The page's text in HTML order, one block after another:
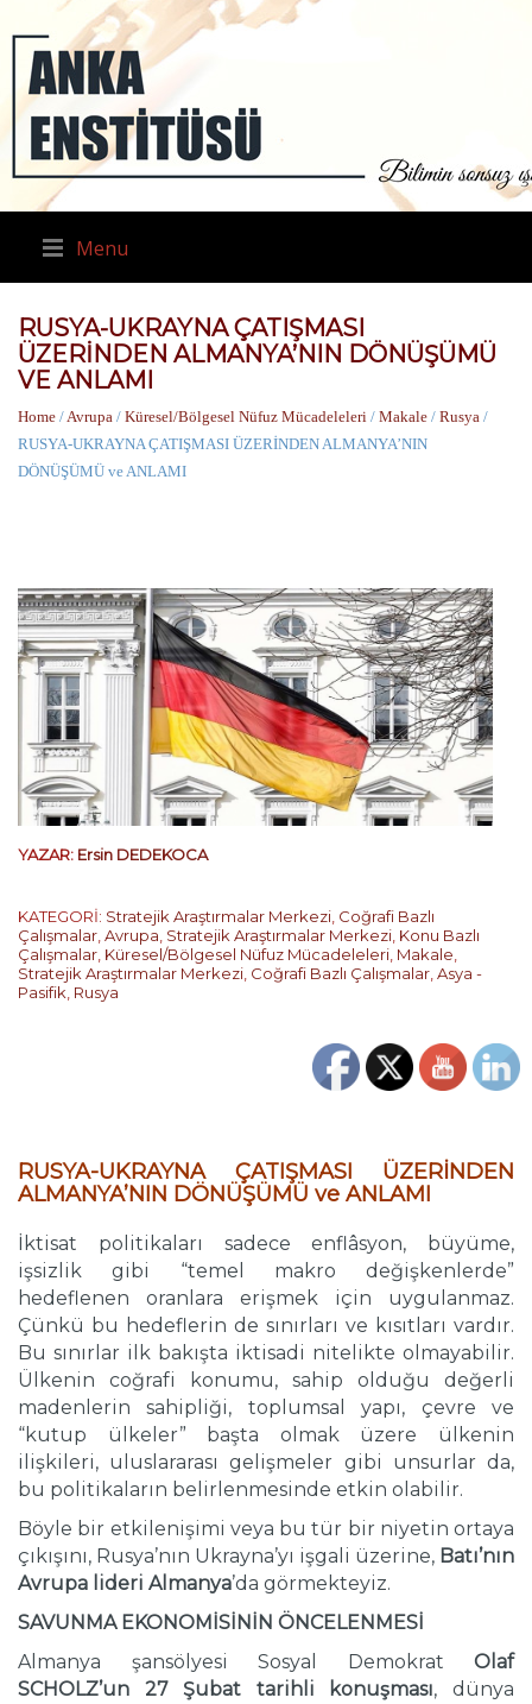
Menu
RUSYA-UKRAYNA ÇATIŞMASI
ÜZERİNDEN ALMANYA’NIN DÖNÜŞÜMÜ
VE ANLAMI
Home /Avrupa / Küresel/Bölgesel Nüfuz Mücadeleleri / Makale / Rusya /
RUSYA-UKRAYNA ÇATIŞMASI ÜZERİNDEN ALMANYA’NIN
DÖNÜŞÜMÜ ve ANLAMI
YAZAR: Ersin DEDEKOCA
KATEGORİ: Stratejik Araştırmalar Merkezi Coğrafi Bazlı
Çalışmalar Avrupa Stratejik Araştırmalar Merkezi Konu Bazlı
Çalışmalar Küresel/Bölgesel Nüfuz Mücadeleleri Makale
Stratejik Araştırmalar Merkezi Coğrafi Bazlı Çalışmalar Asya -
Pasifik Rusya
RUSYA-UKRAYNA ÇATIŞMASI ÜZERİNDEN
ALMANYA’NIN DÖNÜŞÜMÜ ve ANLAMI
İktisat politikaları sadece enflâsyon, büyüme,
işsizlik gibi “temel makro değişkenlerde”
hedeflenen oranlara erişmek için uygulanmaz.
Çünkü bu hedeflerin de sınırları ve kısıtları vardır.
Bu sınırlar ilk bakışta iktisadi nitelikte olmayabilir.
Ülkenin coğrafi konumu, sahip olduğu değerli
madenlerin sahipliği, toplumsal yapı, çevre ve
“kutup ülkeler” başta olmak üzere ülkenin
ilişkileri, uluslararası gelişmeler gibi unsurlar da,
bu politikaların belirlenmesinde etkin olabilir.
Böyle bir etkilenişimi veya bu tür bir niyetin ortaya
çıkışını, Rusya’nın Ukrayna’yı işgali üzerine, Batı’nın
Avrupa lideri Almanya’da görmekteyiz.
SAVUNMA EKONOMİSİNİN ÖNCELENMESİ
Almanya şansölyesi Sosyal Demokrat Olaf
SCHOLZ’un 27 Şubat tarihli konuşması, dünya